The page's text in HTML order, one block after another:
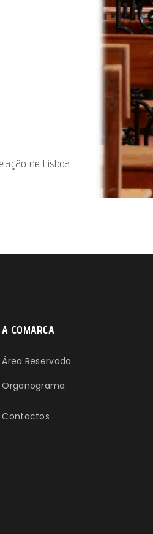
de Lisboa
A COMARCA
Área Reservada
Organograma
Contactos